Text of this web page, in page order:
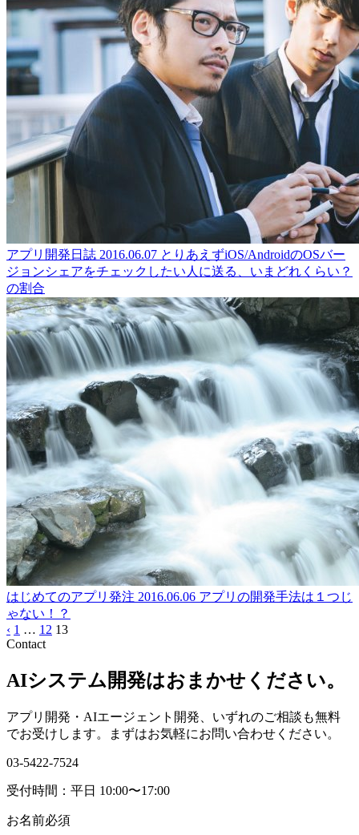
アプリ開発日誌 2016.06.07 とりあえずiOS/AndroidのOSバー
ジョンシェアをチェックしたい人に送る、いまどれくらい？
の割合
はじめてのアプリ発注 2016.06.06 アプリの開発手法は１つじ
ゃない！？
‹ 1 … 12 13
Contact
AIシステム開発はおまかせください。
アプリ開発・AIエージェント開発、いずれのご相談も無料
でお受けします。まずはお気軽にお問い合わせください。
03-5422-7524
受付時間：平日 10:00〜17:00
お名前必須